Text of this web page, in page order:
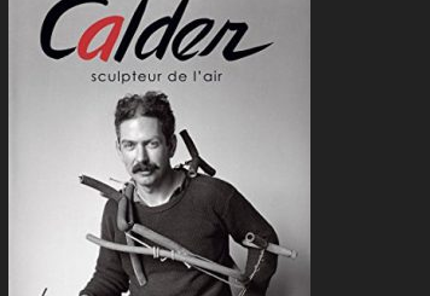
CALDER SCULPTEUR DE L’AIR
De :François Lévy-Kuentz
Durée : 52 min
Genre :Documentaire
Pays :France
Année :2008